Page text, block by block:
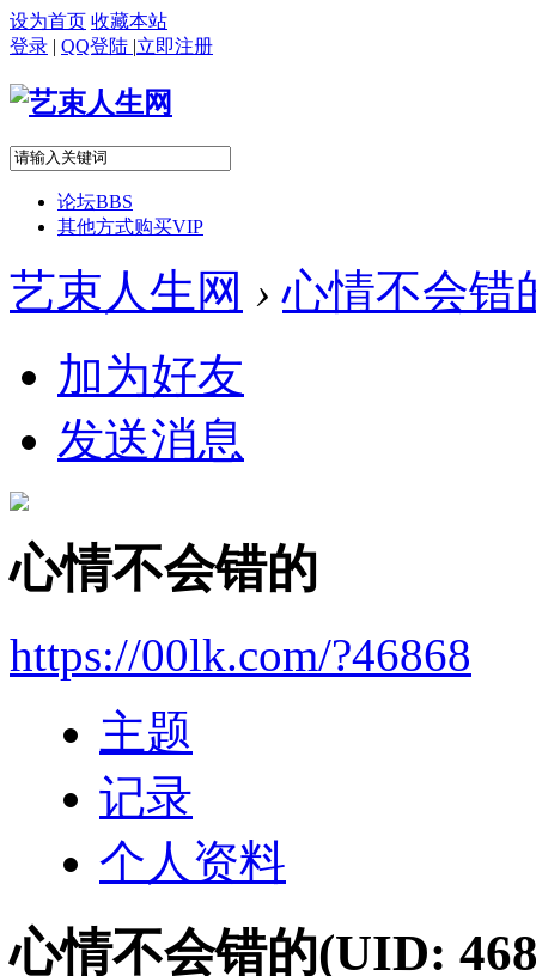
设为首页 收藏本站
登录 | QQ登陆 |立即注册
论坛BBS
其他方式购买VIP
艺束人生网 › 心情不会错
加为好友
发送消息
心情不会错的
https://00lk.com/?46868
主题
记录
个人资料
心情不会错的(UID: